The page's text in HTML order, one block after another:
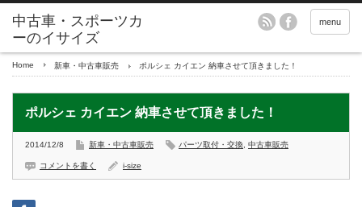
menu
Home 新車・中古車販売 ポルシェ カイエン 納車させて頂きました！
ポルシェ カイエン 納車させて頂きました！
2014/12/8 新車・中古車販売 パーツ取付・交換 中古車販売
コメントを書く i-size